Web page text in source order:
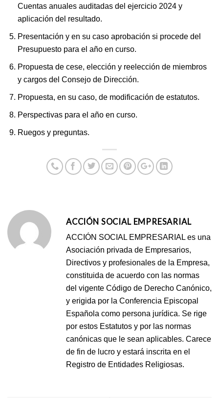
Cuentas anuales auditadas del ejercicio 2024 y
aplicación del resultado.
Presentación y en su caso aprobación si procede del
Presupuesto para el año en curso.
Propuesta de cese, elección y reelección de miembros
y cargos del Consejo de Dirección.
Propuesta, en su caso, de modificación de estatutos.
Perspectivas para el año en curso.
Ruegos y preguntas.
ACCIÓN SOCIAL EMPRESARIAL
ACCIÓN SOCIAL EMPRESARIAL es una
Asociación privada de Empresarios,
Directivos y profesionales de la Empresa,
constituida de acuerdo con las normas
del vigente Código de Derecho Canónico,
y erigida por la Conferencia Episcopal
Española como persona jurídica. Se rige
por estos Estatutos y por las normas
canónicas que le sean aplicables. Carece
de fin de lucro y estará inscrita en el
Registro de Entidades Religiosas.